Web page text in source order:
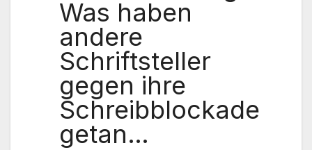
Was haben
andere
Schriftsteller
gegen ihre
Schreibblockade
getan…